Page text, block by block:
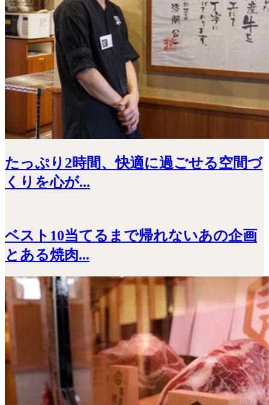
たっぷり2時間、快適に過ごせる空間づ
くりを心が...
ベスト10当てるまで帰れないあの企画
とある焼肉...